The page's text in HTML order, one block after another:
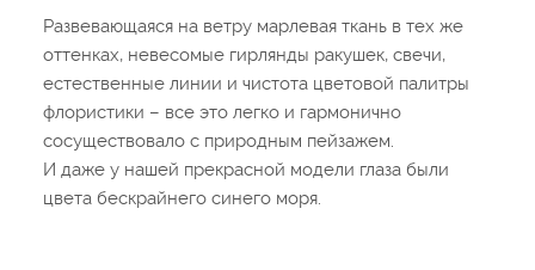
Развевающаяся на ветру марлевая ткань в тех же
оттенках, невесомые гирлянды ракушек, свечи,
естественные линии и чистота цветовой палитры
флористики – все это легко и гармонично
сосуществовало с природным пейзажем.
И даже у нашей прекрасной модели глаза были
цвета бескрайнего синего моря.